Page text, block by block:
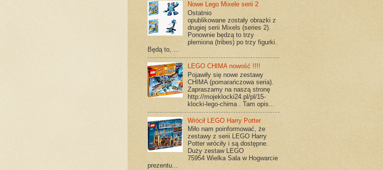
Nowe Lego Mixele serii 2
Ostatnio
opublikowane zostały obrazki z
drugiej serii Mixels (series 2).
Ponownie będzą to trzy
plemiona (tribes) po trzy figurki.
Będą to, ...
LEGO CHIMA nowość !!!!
Pojawiły się nowe zestawy
CHIMA (pomarańczowa seria).
Zapraszamy na naszą stronę
http://mojeklocki24.pl/pl/15-
klocki-lego-chima . Tam opis...
Wrócił LEGO Harry Potter
Miło nam poinformować, że
zestawy z serii LEGO Harry
Potter wróciły i są dostępne.
Duży zestaw LEGO
75954 Wielka Sala w Hogwarcie
prezentu...